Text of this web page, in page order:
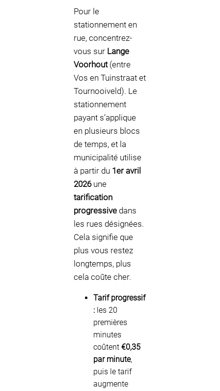
Pour le
stationnement en
rue, concentrez-
vous sur Lange
Voorhout(entre
Vos en Tuinstraat et
Tournooiveld). Le
stationnement
payant s’applique
en plusieurs blocs
de temps, et la
municipalité utilise
à partir du 1er avril
2026une
tarification
progressive dans
les rues désignées.
Cela signifie que
plus vous restez
longtemps, plus
cela coûte cher.
Tarif progressif
: les 20
premières
minutes
coûtent €0,35
par minute,
puis le tarif
augmente